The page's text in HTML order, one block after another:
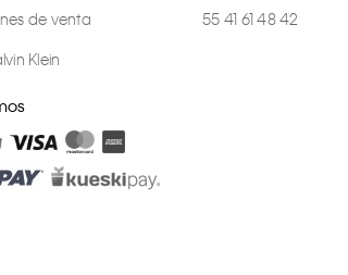
de venta
Klein
55 41 61 48 42